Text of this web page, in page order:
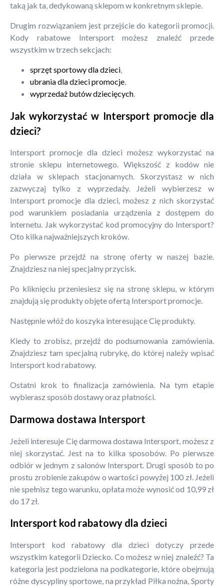
taką jak ta, dedykowaną sklepom w konkretnym sklepie.
Drugim rozwiązaniem jest przejście do kategorii promocji.
Kody rabatowe Intersport możesz znaleźć przede
wszystkim w trzech sekcjach:
sprzęt sportowy dla dzieci,
ubrania dla dzieci promocje,
wyprzedaż butów dziecięcych.
Jak wykorzystać w Intersport promocje dla
dzieci?
Intersport promocje dla dzieci możesz wykorzystać na
stronie sklepu internetowego. Większość z kodów nie
działa w sklepach stacjonarnych. Skorzystasz w nich
zazwyczaj tylko z wyprzedaży. Jeżeli wybierzesz w
Intersport promocje dla dzieci, możesz z nich skorzystać
pod warunkiem posiadania urządzenia z dostępem do
internetu. Jak wykorzystać kod promocyjny do Intersport?
Oto kilka najważniejszych kroków.
Po pierwsze przejdź na stronę oferty w naszej bazie.
Znajdziesz na niej specjalny przycisk.
Po kliknięciu przeniesiesz się na stronę sklepu, w którym
znajdują się produkty objęte ofertą Intersport promocje.
Następnie włóż do koszyka interesujące Cię produkty.
Kiedy to zrobisz, przejdź do podsumowania zamówienia.
Znajdziesz tam specjalną rubrykę, do której należy wpisać
Intersport kod rabatowy.
Ostatni krok to finalizacja zamówienia. Na tym etapie
wybierasz sposób dostawy oraz płatności.
Darmowa dostawa Intersport
Jeżeli interesuje Cię darmowa dostawa Intersport, możesz z
niej skorzystać. Jest na to kilka sposobów. Po pierwsze
odbiór w jednym z salonów Intersport. Drugi sposób to po
prostu zrobienie zakupów o wartości powyżej 100 zł. Jeżeli
nie spełnisz tego warunku, opłata może wynosić od 10,99 zł
do 17 zł.
Intersport kod rabatowy dla dzieci
Intersport kod rabatowy dla dzieci dotyczy przede
wszystkim kategorii Dziecko. Co możesz w niej znaleźć? Ta
kategoria jest podzielona na podkategorie, które obejmują
różne dyscypliny sportowe, na przykład Piłka nożna, Sporty